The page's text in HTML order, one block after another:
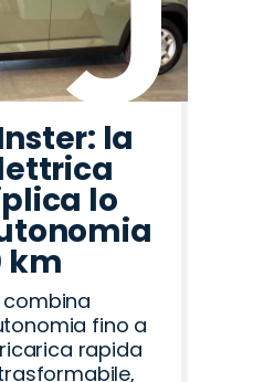
la
lo
km
combina
fino a
rapida